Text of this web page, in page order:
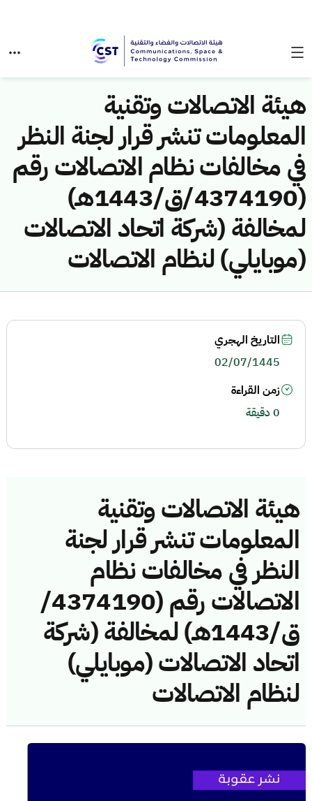
هيئة الاتصالات وتقنية
المعلومات تنشر قرار لجنة النظر
في مخالفات نظام الاتصالات رقم
(4374190/ق/1443هـ)
لمخالفة (شركة اتحاد الاتصالات
(موبايلي) لنظام الاتصالات
هيئة الاتصالات وتقنية
المعلومات تنشر قرار لجنة
النظر في مخالفات نظام
الاتصالات رقم (4374190/
ق/1443هـ) لمخالفة (شركة
اتحاد الاتصالات (موبايلي)
لنظام الاتصالات
التاريخ الهجري
02/07/1445
زمن القراءة
0 دقيقة